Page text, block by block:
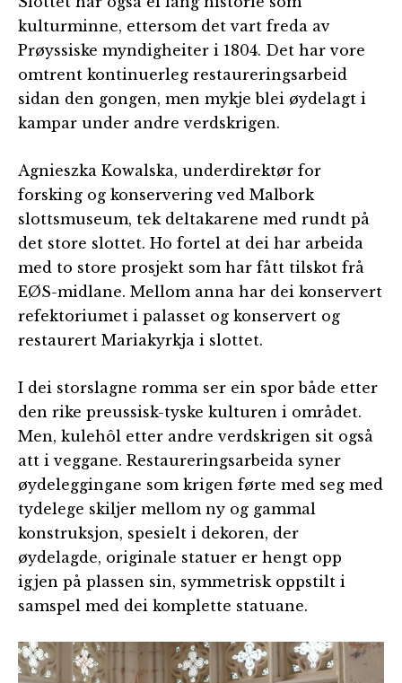
kulturminne, ettersom det vart freda av
Prøyssiske myndigheiter i 1804. Det har vore
omtrent kontinuerleg restaureringsarbeid
sidan den gongen, men mykje blei øydelagt i
kampar under andre verdskrigen.
Agnieszka Kowalska, underdirektør for
forsking og konservering ved Malbork
slottsmuseum, tek deltakarene med rundt på
det store slottet. Ho fortel at dei har arbeida
med to store prosjekt som har fått tilskot frå
EØS-midlane. Mellom anna har dei konservert
refektoriumet i palasset og konservert og
restaurert Mariakyrkja i slottet.
I dei storslagne romma ser ein spor både etter
den rike preussisk-tyske kulturen i området.
Men, kulehôl etter andre verdskrigen sit også
att i veggane. Restaureringsarbeida syner
øydeleggingane som krigen førte med seg med
tydelege skiljer mellom ny og gammal
konstruksjon, spesielt i dekoren, der
øydelagde, originale statuer er hengt opp
igjen på plassen sin, symmetrisk oppstilt i
samspel med dei komplette statuane.